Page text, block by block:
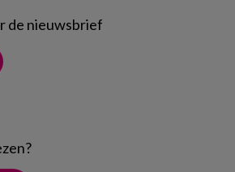
de nieuwsbrief
?